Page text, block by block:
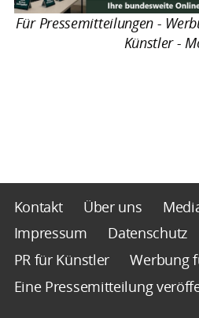
Für Pressemitteilungen -
Künstler -
Kontakt Über uns
Impressum
Datenschutz
PR für Künstler
Werbung
Eine Pressemitteilung